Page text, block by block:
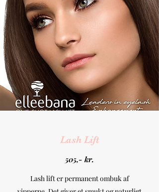
Lash Lift
505,- kr.
Lash lift er permanent ombuk af